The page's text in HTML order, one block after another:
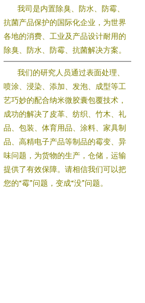
我司是内置除臭、防水、防霉、
抗菌产品保护的国际化企业，为世界
各地的消费、工业及产品设计耐用的
除臭、防水、防霉、抗菌解决方案。
我们的研究人员通过表面处理、
喷涂、浸染、添加、发泡、成型等工
艺巧妙的配合纳米微胶囊包覆技术，
成功的解决了皮革、纺织、竹木、礼
品、包装、体育用品、涂料、家具制
品、高精电子产品等制品的霉变、异
味问题，为货物的生产，仓储，运输
提供了有效保障。请相信我们可以把
您的“霉”问题，变成“没”问题。